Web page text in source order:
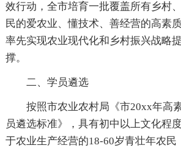
效行动，全市培育一批覆盖所有乡村
民的爱农业、懂技术、善经营的高素
率先实现农业现代化和乡村振兴战略
撑。
二、学员遴选
按照市农业农村局《市20xx年高
员遴选标准》，具有初中以上文化程
于农业生产经营的18-60岁青壮年农民